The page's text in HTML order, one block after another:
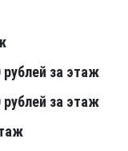
рублей за этаж
рублей за этаж